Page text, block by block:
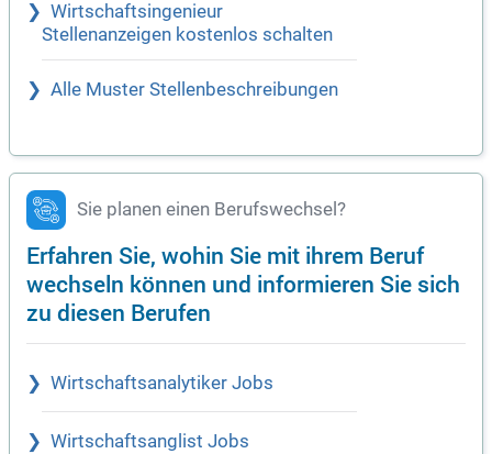
Wirtschaftsingenieur
Stellenanzeigen kostenlos schalten
Alle Muster Stellenbeschreibungen
Sie planen einen Berufswechsel?
Erfahren Sie, wohin Sie mit ihrem Beruf
wechseln können und informieren Sie sich
zu diesen Berufen
Wirtschaftsanalytiker Jobs
Wirtschaftsanglist Jobs